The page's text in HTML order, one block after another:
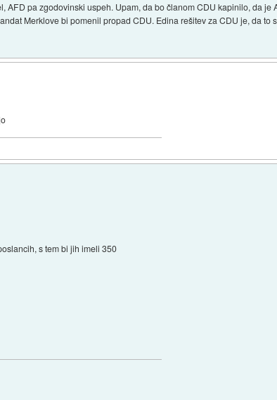
AFD pa zgodovinski uspeh. Upam, da bo članom CDU kapinilo, da je
Merklove bi pomenil propad CDU. Edina rešitev za CDU je, da to
s tem bi jih imeli 350